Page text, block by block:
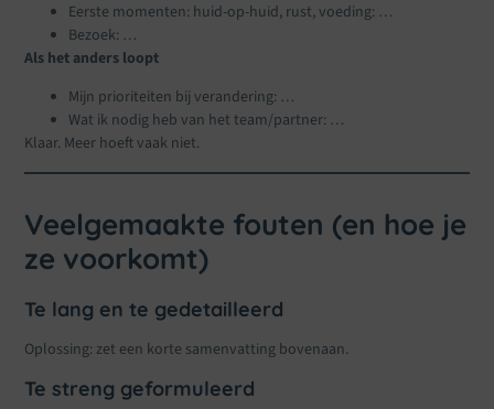
Eerste momenten: huid-op-huid, rust, voeding: …
Bezoek: …
Als het anders loopt
Mijn prioriteiten bij verandering: …
Wat ik nodig heb van het team/partner: …
Klaar. Meer hoeft vaak niet.
Veelgemaakte fouten (en hoe je
ze voorkomt)
Te lang en te gedetailleerd
Oplossing: zet een korte samenvatting bovenaan.
Te streng geformuleerd